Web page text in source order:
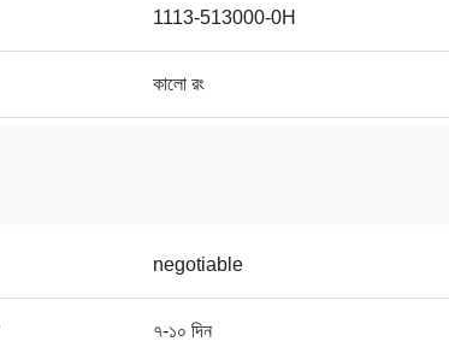
1113-513000-0H
কালো রং
negotiable
৭-১০ দিন